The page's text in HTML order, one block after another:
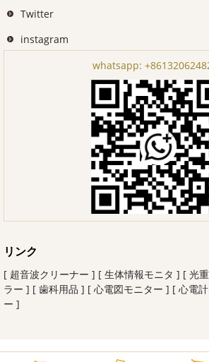
Twitter
instagram
whatsapp:
リンク
[ 超音波クリーナー ] [ 生体情報モニタ ] [ 光
ラー ] [ 歯科用品 ] [ 心電図モニター ] [ 心電
ー ]